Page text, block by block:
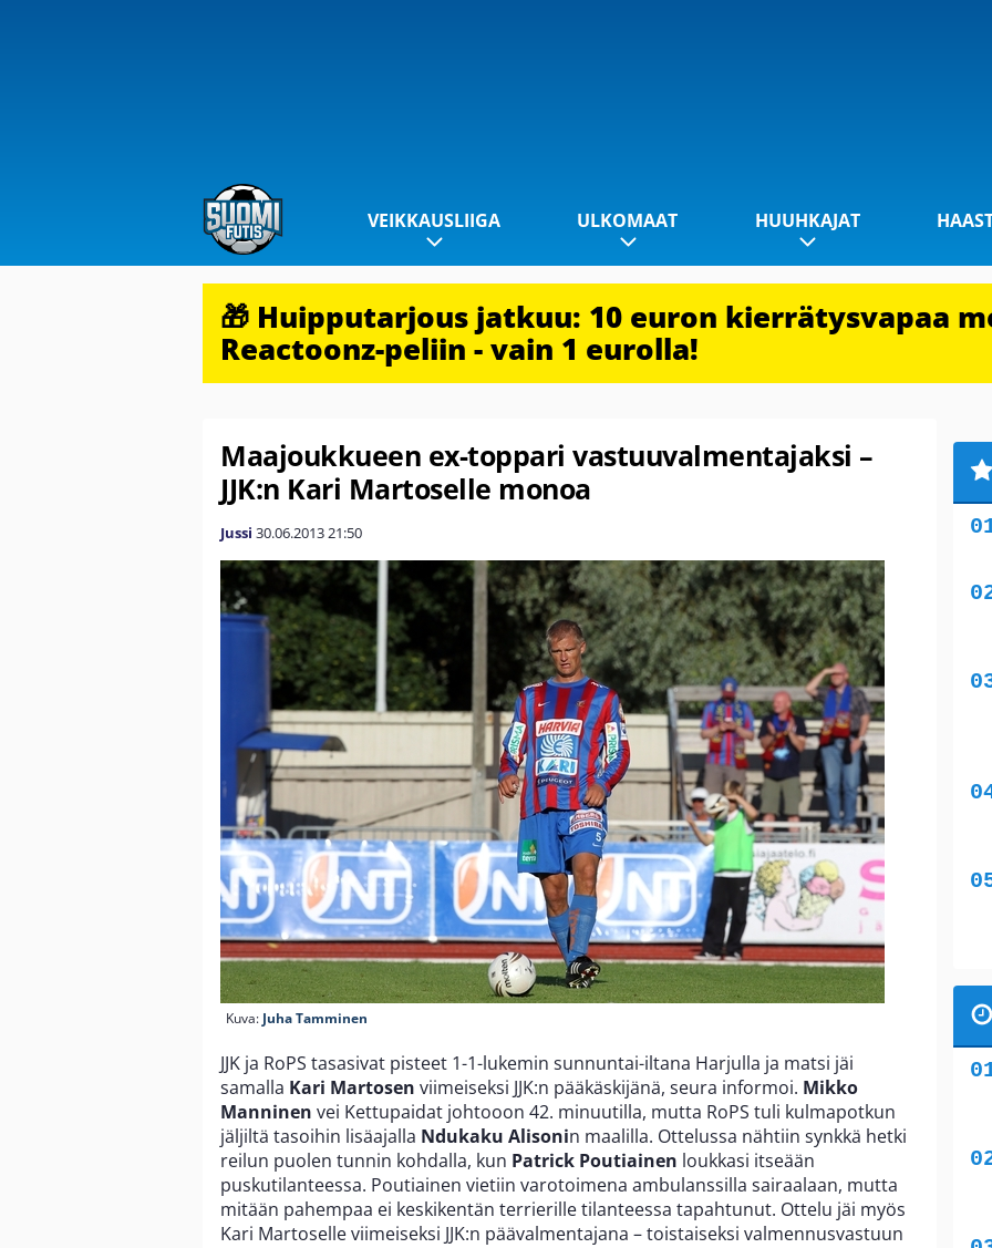
VEIKKAUSLIIGA ULKOMAAT HUUHKAJAT
🎁 Huipputarjous jatkuu: 10 euron kierrätysvapaa
Reactoonz-peliin - vain 1 eurolla!
Maajoukkueen ex-toppari vastuuvalmentajaksi –
JJK:n Kari Martoselle monoa
Jussi 30.06.201321:50
Kuva: Juha Tamminen
JJK ja RoPS tasasivat pisteet 1-1-lukemin sunnuntai-iltana Harjulla ja matsi jäi
samalla Kari Martosen viimeiseksi JJK:n pääkäskijänä, seura informoi. Mikko
Manninen vei Kettupaidat johtooon 42. minuutilla, mutta RoPS tuli kulmapotkun
jäljiltä tasoihin lisäajalla Ndukaku Alisonin maalilla. Ottelussa nähtiin synkkä hetki
reilun puolen tunnin kohdalla, kun Patrick Poutiainen loukkasi itseään
puskutilanteessa. Poutiainen vietiin varotoimena ambulanssilla sairaalaan, mutta
mitään pahempaa ei keskikentän terrierille tilanteessa tapahtunut. Ottelu jäi myös
Kari Martoselle viimeiseksi JJK:n päävalmentajana – toistaiseksi valmennusvastuun